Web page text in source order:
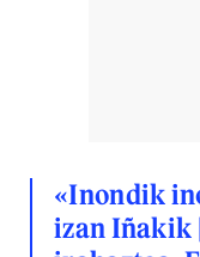
«Inondik
izan Iñakik